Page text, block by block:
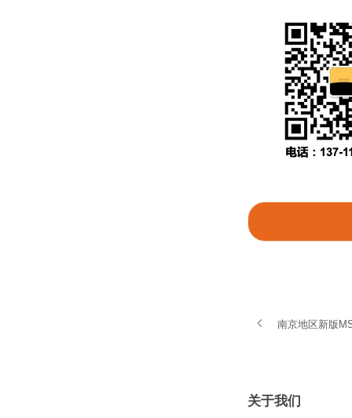
南京地区新版
关于我们